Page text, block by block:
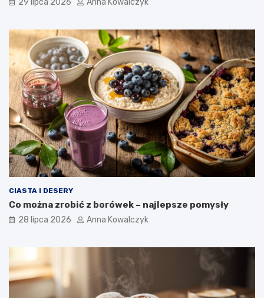
CIASTA I DESERY
Co można zrobić z borówek – najlepsze pomysły
28 lipca 2026 Anna Kowalczyk